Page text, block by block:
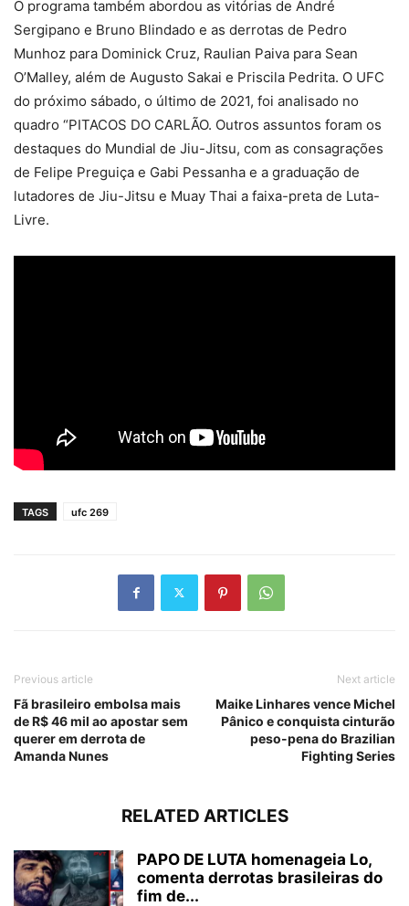
O programa também abordou as vitórias de André
Sergipano e Bruno Blindado e as derrotas de Pedro
Munhoz para Dominick Cruz, Raulian Paiva para Sean
O’Malley, além de Augusto Sakai e Priscila Pedrita. O UFC
do próximo sábado, o último de 2021, foi analisado no
quadro “PITACOS DO CARLÃO. Outros assuntos foram os
destaques do Mundial de Jiu-Jitsu, com as consagrações
de Felipe Preguiça e Gabi Pessanha e a graduação de
lutadores de Jiu-Jitsu e Muay Thai a faixa-preta de Luta-
Livre.
TAGS ufc 269
Previous article
Fã brasileiro embolsa mais
de R$ 46 mil ao apostar sem
querer em derrota de
Amanda Nunes
Next article
Maike Linhares vence Michel
Pânico e conquista cinturão
peso-pena do Brazilian
Fighting Series
RELATED ARTICLES
PAPO DE LUTA homenageia Lo,
comenta derrotas brasileiras do
fim de...